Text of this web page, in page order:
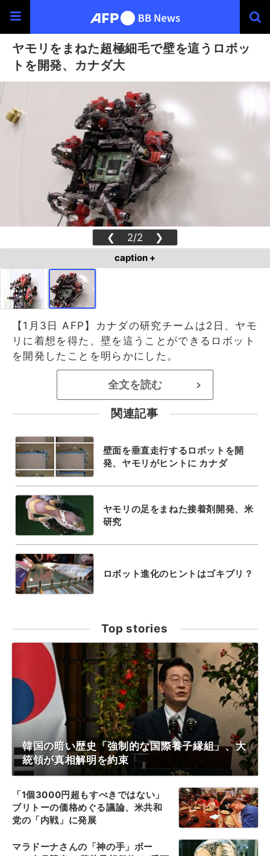
ヤモリをまねた超極細毛で壁を這うロボッ
トを開発、カナダ大
❮ 2/2 ❯
caption +
【1月3日 AFP】カナダの研究チームは2日、ヤモ
リに着想を得た、壁を這うことができるロボット
を開発したことを明らかにした。
全文を読む >
関連記事
壁面を垂直走行するロボットを開
発、ヤモリがヒントに カナダ
ヤモリの足をまねた接着剤開発、米
研究
ロボット進化のヒントはゴキブリ？
Top stories
韓国の暗い歴史「強制的な国際養子縁組」、大
統領が真相解明を約束
「1個3000円超もすべきではない」
ブリトーの価格めぐる議論、米共和
党の「内戦」に発展
マラドーナさんの「神の手」ボー